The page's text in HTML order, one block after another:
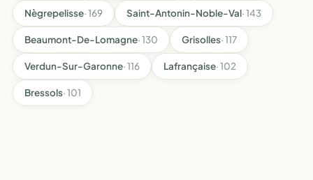
Nègrepelisse· 169 Saint-Antonin-Noble-Val· 143
Beaumont-De-Lomagne· 130 Grisolles· 117
Verdun-Sur-Garonne· 116 Lafrançaise· 102
Bressols· 101